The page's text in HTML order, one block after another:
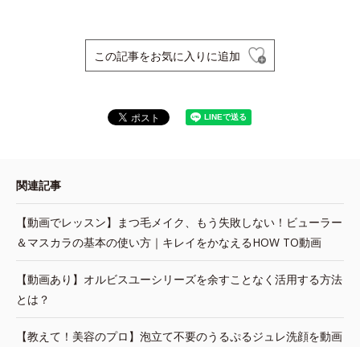
この記事をお気に入りに追加
関連記事
【動画でレッスン】まつ毛メイク、もう失敗しない！ビューラー
＆マスカラの基本の使い方｜キレイをかなえるHOW TO動画
【動画あり】オルビスユーシリーズを余すことなく活用する方法
とは？
【教えて！美容のプロ】泡立て不要のうるぷるジュレ洗顔を動画